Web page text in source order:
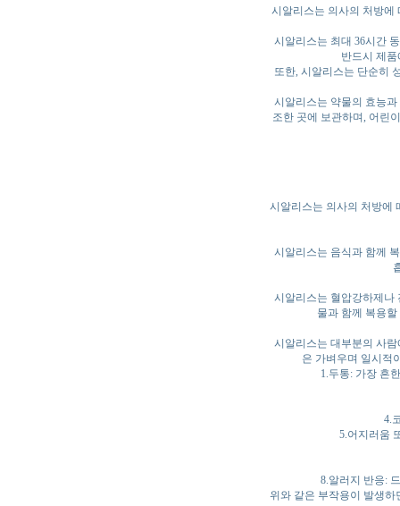
시알리스는 의사의 처방에
시알리스는 최대 36시간
반드시 제
또한, 시알리스는 단순히
시알리스는 약물의 효능
조한 곳에 보관하며, 어린
시알리스는 의사의 처방에
시알리스는 음식과 함께
시알리스는 혈압강하제나
물과 함께 복용
시알리스는 대부분의 사
은 가벼우며 일시적
1.두통: 가장 흔
4.
5.어지러움
8.알러지 반응:
위와 같은 부작용이 발생하